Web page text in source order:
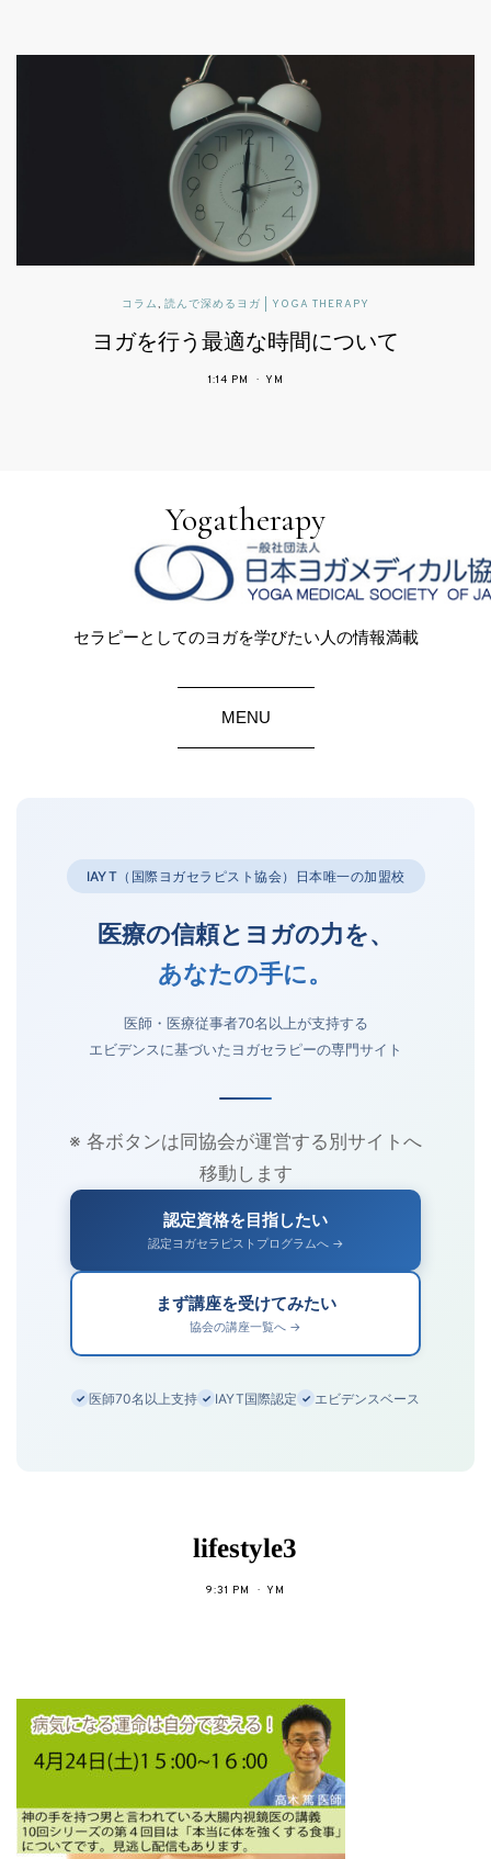
読んで深めるヨガ | YOGA THERAPY
可動域と柔軟性とヨガ
Yogatherapy
セラピーとしてのヨガを学びたい人の情報満載
MENU
IAYT（国際ヨガセラピスト協会）日本唯一の加盟校
医療の信頼とヨガの力を、
あなたの手に。
医師・医療従事者70名以上が支持する
エビデンスに基づいたヨガセラピーの専門サイト
※ 各ボタンは同協会が運営する別サイトへ
移動します
認定資格を目指したい
認定ヨガセラピストプログラムへ →
まず講座を受けてみたい
協会の講座一覧へ →
✓ 医師70名以上支持 ✓ IAYT国際認定 ✓ エビデンスベース
lifestyle3
9:31 PM YM